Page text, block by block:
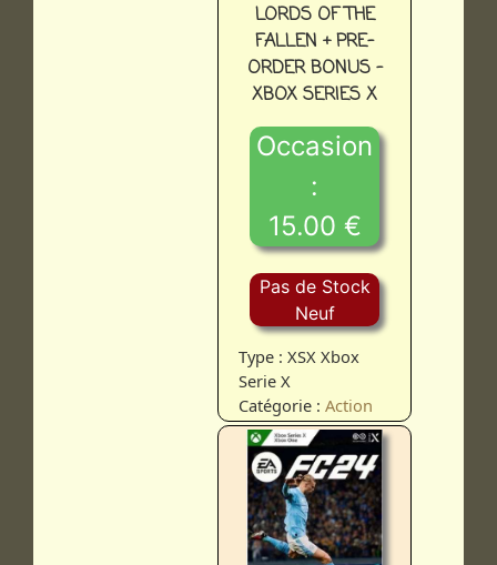
LORDS OF THE
FALLEN + PRE-
ORDER BONUS -
XBOX SERIES X
Occasion
:
15.00 €
Pas de Stock
Neuf
Type : XSX Xbox
Serie X
Catégorie :Action